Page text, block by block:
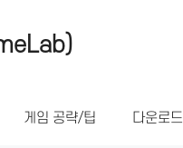
게임 공략/팁 다운로드